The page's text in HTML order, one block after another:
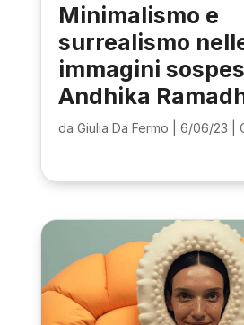
Minimalismo e
surrealismo
immagini
Andhika
da Giulia Da Fermo 6/06/23